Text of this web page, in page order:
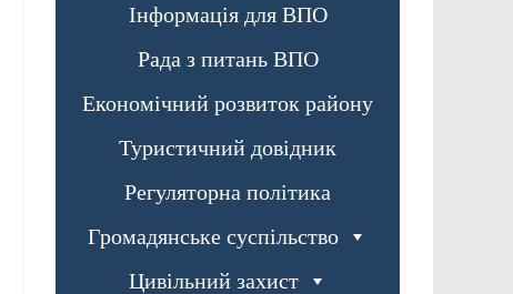
Інформація для ВПО
Рада з питань ВПО
Економічний розвиток району
Туристичний довідник
Регуляторна політика
Громадянське суспільство
Цивільний захист